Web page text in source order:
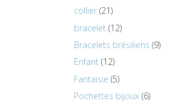
collier 21
bracelet 12
Bracelets brésiliens 9
Enfant 12
Fantaisie 5
Pochettes bijoux 6